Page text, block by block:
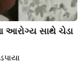
આરોગ્ય સાથે ચેડા